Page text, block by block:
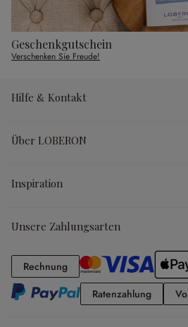
Geschenkgutschein
Verschenken Sie Freude!
Hilfe & Kontakt
Über LOBERON
Inspiration
Unsere Zahlungsarten
RechnungRechnung
Ratenzahlung